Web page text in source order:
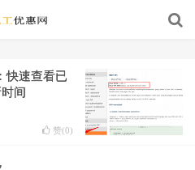
快速查看已
间
赞(0)